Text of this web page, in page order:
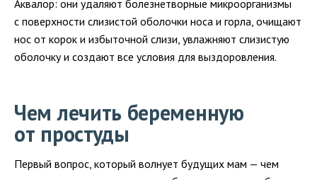
Аквалор: они удаляют болезнетворные микроорганизмы
с поверхности слизистой оболочки носа и горла, очищают
нос от корок и избыточной слизи, увлажняют слизистую
оболочку и создают все условия для выздоровления.
Чем лечить беременную
от простуды
Первый вопрос, который волнует будущих мам — чем